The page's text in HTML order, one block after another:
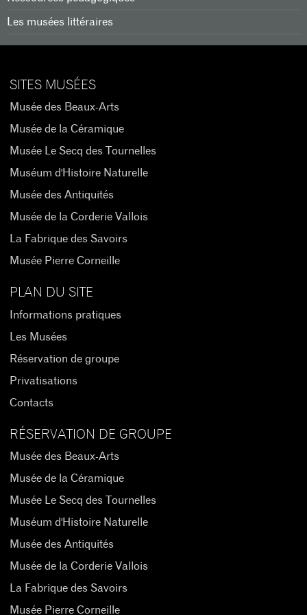
Les musées littéraires
SITES MUSÉES
Musée des Beaux-Arts
Musée de la Céramique
Musée Le Secq des Tournelles
Muséum d'Histoire Naturelle
Musée des Antiquités
Musée de la Corderie Vallois
La Fabrique des Savoirs
Musée Pierre Corneille
PLAN DU SITE
Informations pratiques
Les Musées
Réservation de groupe
Privatisations
Contacts
RÉSERVATION DE GROUPE
Musée des Beaux-Arts
Musée de la Céramique
Musée Le Secq des Tournelles
Muséum d'Histoire Naturelle
Musée des Antiquités
Musée de la Corderie Vallois
La Fabrique des Savoirs
Musée Pierre Corneille